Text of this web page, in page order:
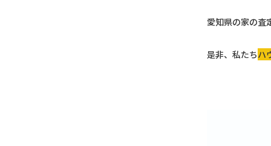
愛知県の家の査
是非、私たちハ